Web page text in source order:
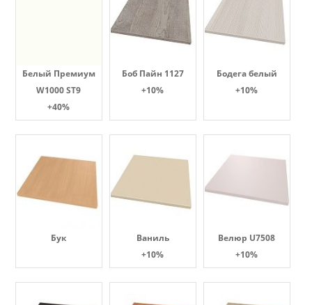
Белый Премиум
W1000 ST9
+40%
Боб Пайн 1127
+10%
Бодега белый
+10%
Бук
Ваниль
+10%
Велюр U7508
+10%